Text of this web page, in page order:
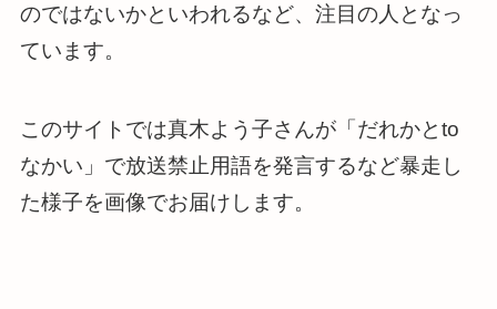
のではないかといわれるなど、注目の人となっ
ています。
このサイトでは真木よう子さんが「だれかとto
なかい」で放送禁止用語を発言するなど暴走し
た様子を画像でお届けします。